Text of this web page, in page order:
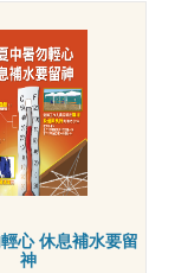
心 休息補水要留
神